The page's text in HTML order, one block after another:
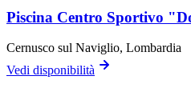
Piscina Centro Sportivo
Cernusco sul Naviglio, Lombardia
Vedi disponibilità